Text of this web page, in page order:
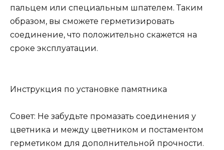
пальцем или специальным шпателем. Таким
образом, вы сможете герметизировать
соединение, что положительно скажется на
сроке эксплуатации.
Инструкция по установке памятника
Совет: Не забудьте промазать соединения у
цветника и между цветником и постаментом
герметиком для дополнительной прочности.